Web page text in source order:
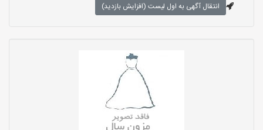
انتقال آگهی به اول لیست (افزایش بازدید)